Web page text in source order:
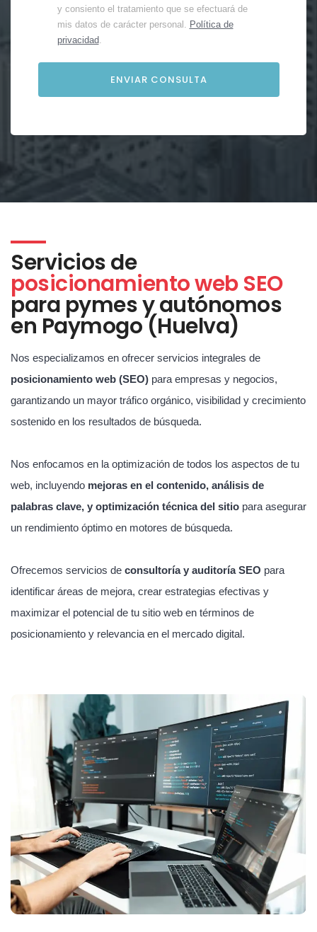
y consiento el tratamiento que se efectuará de
mis datos de carácter personal. Política de
privacidad.
Servicios de
posicionamiento web SEO
para pymes y autónomos
en Paymogo (Huelva)
Nos especializamos en ofrecer servicios integrales de
posicionamiento web (SEO) para empresas y negocios,
garantizando un mayor tráfico orgánico, visibilidad y crecimiento
sostenido en los resultados de búsqueda.
Nos enfocamos en la optimización de todos los aspectos de tu
web, incluyendo mejoras en el contenido, análisis de
palabras clave, y optimización técnica del sitio para asegurar
un rendimiento óptimo en motores de búsqueda.
Ofrecemos servicios de consultoría y auditoría SEO para
identificar áreas de mejora, crear estrategias efectivas y
maximizar el potencial de tu sitio web en términos de
posicionamiento y relevancia en el mercado digital.